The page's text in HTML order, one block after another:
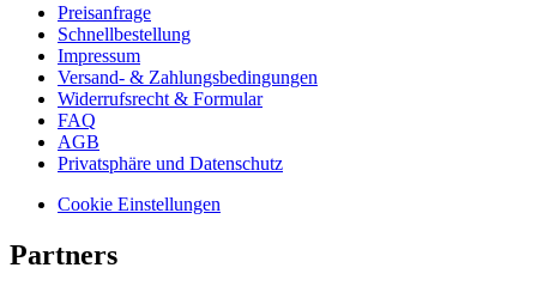
Preisanfrage
Schnellbestellung
Impressum
Versand- & Zahlungsbedingungen
Widerrufsrecht & Formular
FAQ
AGB
Privatsphäre und Datenschutz
Cookie Einstellungen
Partners